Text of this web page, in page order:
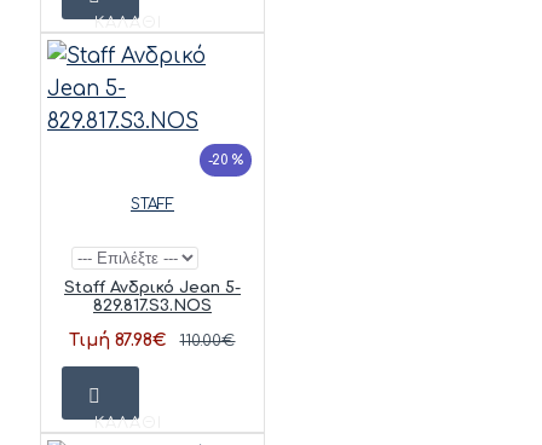
ΚΑΛΆΘΙ
-20 %
STAFF
Staff Ανδρικό Jean 5-
829.817.S3.NOS
Τιμή 87.98€ 110.00€
ΚΑΛΆΘΙ